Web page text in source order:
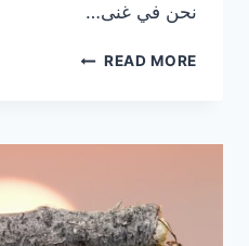
نحن في غنى…
READ MOREشركة
الشارقة
فورية